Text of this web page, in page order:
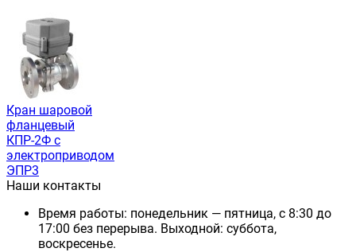
Кран шаровой
фланцевый
КПР-2Ф с
электроприводом
ЭПР3
Наши контакты
Время работы: понедельник — пятница, с 8:30 до
17:00 без перерыва. Выходной: суббота,
воскресенье.